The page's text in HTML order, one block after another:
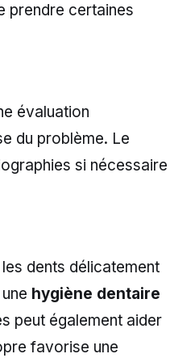
prendre certaines
évaluation
du problème. Le
si nécessaire
dents délicatement
hygiène dentaire
peut également aider
favorise une